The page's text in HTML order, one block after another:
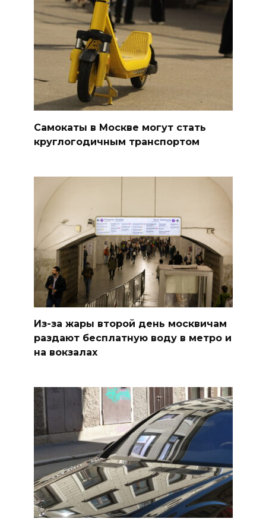
Самокаты в Москве могут стать
круглогодичным транспортом
Из-за жары второй день москвичам
раздают бесплатную воду в метро и
на вокзалах